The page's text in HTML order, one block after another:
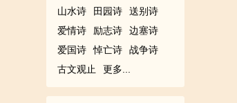
山水诗 田园诗
送别诗
爱情诗
励志诗
边塞诗
爱国诗
悼亡诗
战争诗
古文观止
更多...